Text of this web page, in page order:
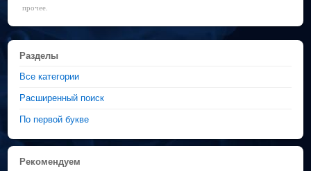
прочее.
Разделы
Все категории
Расширенный поиск
По первой букве
Рекомендуем